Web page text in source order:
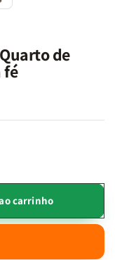
de
fé
carrinho